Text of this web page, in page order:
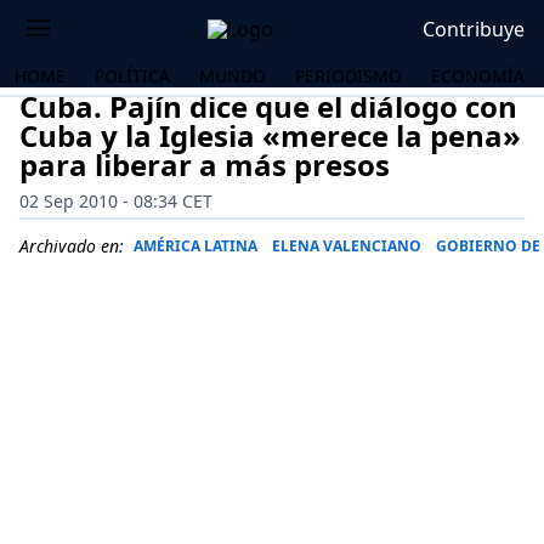
Contribuye
HOME POLÍTICA MUNDO PERIODISMO ECONOMÍA
Cuba. Pajín dice que el diálogo con
Cuba y la Iglesia «merece la pena»
para liberar a más presos
02 Sep 2010 - 08:34 CET
Archivado en: AMÉRICA LATINA ELENA VALENCIANO GOBIERNO DE